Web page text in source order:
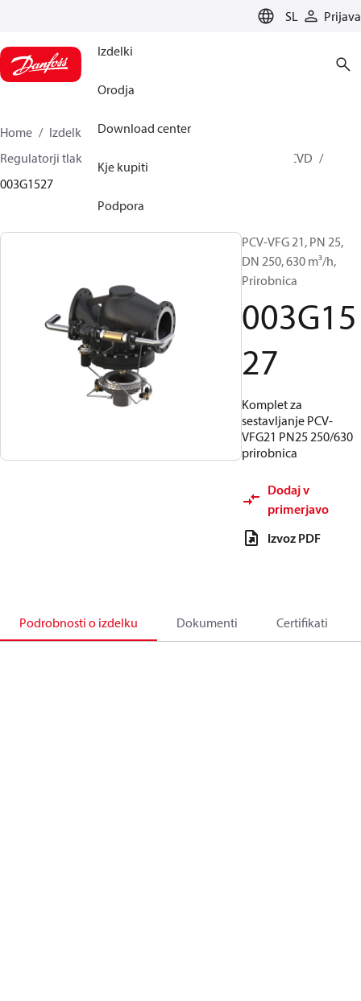
SL Prijava
Izdelki
Orodja
Download center
Kje kupiti
Podpora
Home Izdelki
Climate Solutions za ogrevanje
Regulatorji tlaka in pretoka
PCVD
003G1527
PCV-VFG 21, PN 25,
DN 250, 630 m³/h,
Prirobnica
003G15
27
Komplet za
sestavljanje PCV-
VFG21 PN25 250/630
prirobnica
Dodaj v
primerjavo
Izvoz PDF
Podrobnosti o izdelku Dokumenti Certifikati